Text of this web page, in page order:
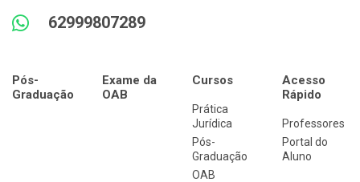
62999807289
Pós-
Graduação
Exame da
OAB
Cursos
Prática
Jurídica
Pós-
Graduação
OAB
Acesso
Rápido
Professores
Portal do
Aluno